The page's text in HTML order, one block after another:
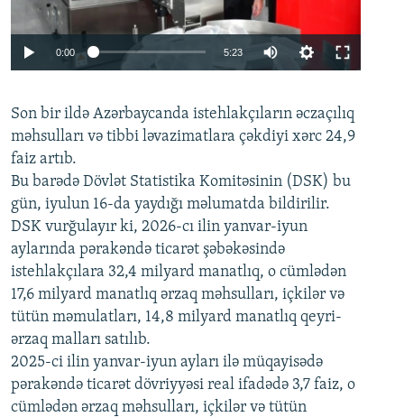
Auto 240p 360p 480p
720p 1080p
0:00 5:23
360p
480p
720p
1080p
Son bir ildə Azərbaycanda istehlakçıların əczaçılıq
məhsulları və tibbi ləvazimatlara çəkdiyi xərc 24,9
faiz artıb.
Bu barədə Dövlət Statistika Komitəsinin (DSK) bu
gün, iyulun 16-da yaydığı məlumatda bildirilir.
DSK vurğulayır ki, 2026-cı ilin yanvar-iyun
aylarında pərakəndə ticarət şəbəkəsində
istehlakçılara 32,4 milyard manatlıq, o cümlədən
17,6 milyard manatlıq ərzaq məhsulları, içkilər və
tütün məmulatları, 14,8 milyard manatlıq qeyri-
ərzaq malları satılıb.
2025-ci ilin yanvar-iyun ayları ilə müqayisədə
pərakəndə ticarət dövriyyəsi real ifadədə 3,7 faiz, o
cümlədən ərzaq məhsulları, içkilər və tütün